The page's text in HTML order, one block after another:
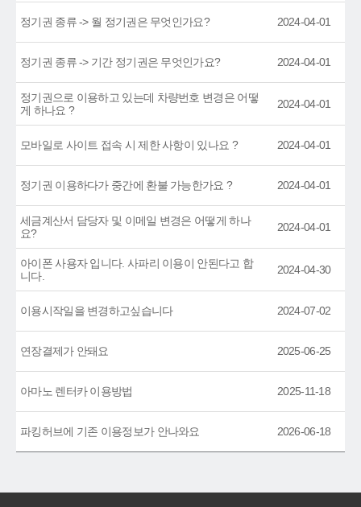
정기권 종류 -> 월 정기권은 무엇인가요? 2024-04-01
정기권 종류 -> 기간 정기권은 무엇인가요? 2024-04-01
정기권으로 이용하고 있는데 차량번호 변경은 어떻
게 하나요 ?
2024-04-01
모바일로 사이트 접속 시 제한 사항이 있나요 ? 2024-04-01
정기권 이용하다가 중간에 환불 가능한가요 ? 2024-04-01
세금계산서 담당자 및 이메일 변경은 어떻게 하나
요?
2024-04-01
아이폰 사용자 입니다. 사파리 이용이 안된다고 합
니다.
2024-04-30
이용시작일을 변경하고싶습니다 2024-07-02
연장결제가 안돼요 2025-06-25
아마노 렌터카 이용방법 2025-11-18
파킹허브에 기존 이용정보가 안나와요 2026-06-18